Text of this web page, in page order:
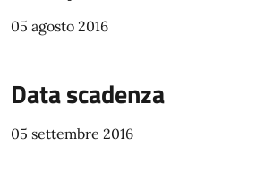
05 agosto 2016
Data scadenza
05 settembre 2016